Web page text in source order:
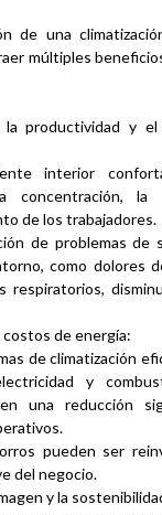
de una
múltiples
la productividad y
interior
concentración,
de los trabajadores.
de problemas de
como dolores
respiratorios,
de energía:
de climatización
y
una reducción
pueden ser
del negocio.
y la